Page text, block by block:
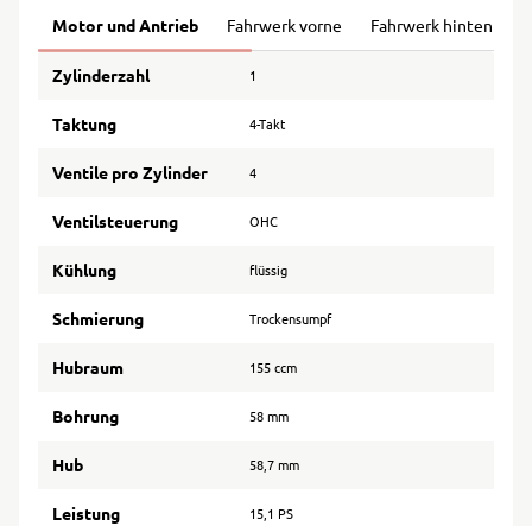
Motor und Antrieb Fahrwerk vorne Fahrwerk hinten
Zylinderzahl 1
Taktung 4-Takt
Ventile pro Zylinder 4
Ventilsteuerung OHC
Kühlung flüssig
Schmierung Trockensumpf
Hubraum 155 ccm
Bohrung 58 mm
Hub 58,7 mm
Leistung 15,1 PS